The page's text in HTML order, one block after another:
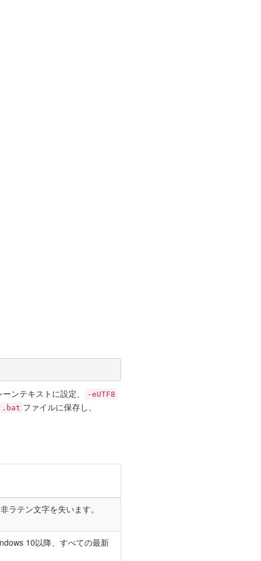
ンテキストに設定、 -eUTF8
.bat ファイルに保存し、
ラテン文字を失います。
10以降、すべての最新